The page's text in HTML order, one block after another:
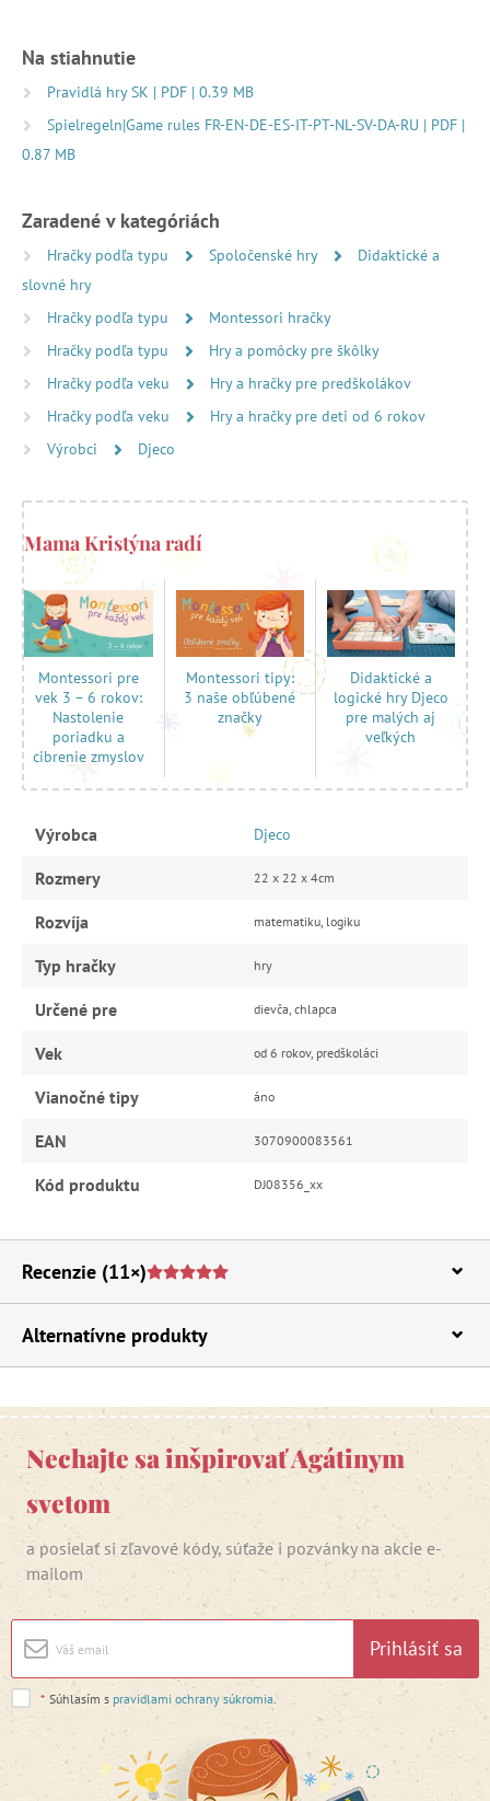
Na stiahnutie
Pravidlá hry SK | PDF | 0.39 MB
Spielregeln|Game rules FR-EN-DE-ES-IT-PT-NL-SV-DA-RU | PDF |
0.87 MB
Zaradené v kategóriách
Hračky podľa typu Spoločenské hry
Didaktické a
slovné hry
Hračky podľa typu
Montessori hračky
Hračky podľa typu
Hry a pomôcky pre škôlky
Hračky podľa veku
Hry a hračky pre predškolákov
Hračky podľa veku
Hry a hračky pre deti od 6 rokov
Výrobci
Djeco
Mama Kristýna radí
Montessori pre
vek 3 – 6 rokov:
Nastolenie
poriadku a
cibrenie zmyslov
Montessori tipy:
3 naše obľúbené
značky
Didaktické a
logické hry Djeco
pre malých aj
veľkých
Výrobca Djeco
Rozmery 22 x 22 x 4cm
Rozvíja matematiku, logiku
Typ hračky hry
Určené pre dievča, chlapca
Vek od 6 rokov, predškoláci
Vianočné tipy áno
EAN 3070900083561
Kód produktu DJ08356_xx
Recenzie (11×)
Alternatívne produkty
Nechajte sa inšpirovať Agátinym
svetom
a posielať si zľavové kódy, súťaže i pozvánky na akcie e-
mailom
Prihlásiť sa
* Súhlasím s pravidlami ochrany súkromia.